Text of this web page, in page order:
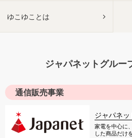
ゆこゆことは
ジャパネットグルー
通信販売事業
ジャパネッ
家電を中心に
した商品だけ